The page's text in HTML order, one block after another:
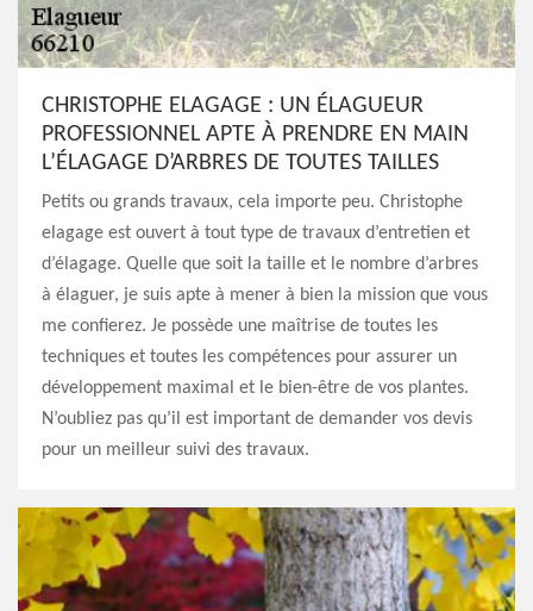
CHRISTOPHE ELAGAGE : UN ÉLAGUEUR
PROFESSIONNEL APTE À PRENDRE EN MAIN
L’ÉLAGAGE D’ARBRES DE TOUTES TAILLES
Petits ou grands travaux, cela importe peu. Christophe
elagage est ouvert à tout type de travaux d’entretien et
d’élagage. Quelle que soit la taille et le nombre d’arbres
à élaguer, je suis apte à mener à bien la mission que vous
me confierez. Je possède une maîtrise de toutes les
techniques et toutes les compétences pour assurer un
développement maximal et le bien-être de vos plantes.
N’oubliez pas qu’il est important de demander vos devis
pour un meilleur suivi des travaux.